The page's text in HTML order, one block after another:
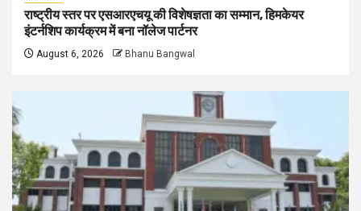
राष्ट्रीय स्तर पर एसआरएचयू की विशेषज्ञता का सम्मान, हिमकेयर
इंटर्नशिप कार्यक्रम में बना नॉलेज पार्टनर
August 6, 2026 Bhanu Bangwal